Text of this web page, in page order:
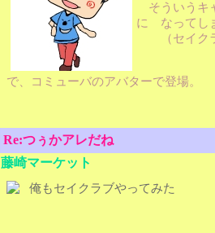
そういうキ
に なってし
（セイク
で、コミューバのアバターで登場。
Re:つぅかアレだね
藤崎マーケット
俺もセイクラブやってみた